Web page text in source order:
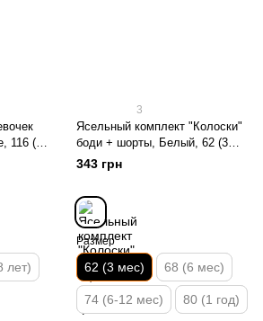
116 (6
лет)
3
Ясельный комплект "Колоски"
боди + шорты, Белый, 62 (3
мес)
343 грн
Размер
62 (3 мес) 68 (6 мес)
74 (6-12 мес) 80 (1 год)